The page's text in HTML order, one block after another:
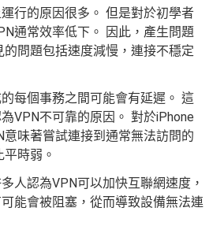
行的原因很多。 但是對於初學者
通常效率低下。 因此，產生問題
的問題包括速度減慢，連接不穩定
每個事務之間可能會有延遲。 這
VPN不可靠的原因。 對於iPhone
味著嘗試連接到通常無法訪問的
時弱。
人認為VPN可以加快互聯網速度，
能會被阻塞，從而導致設備無法連